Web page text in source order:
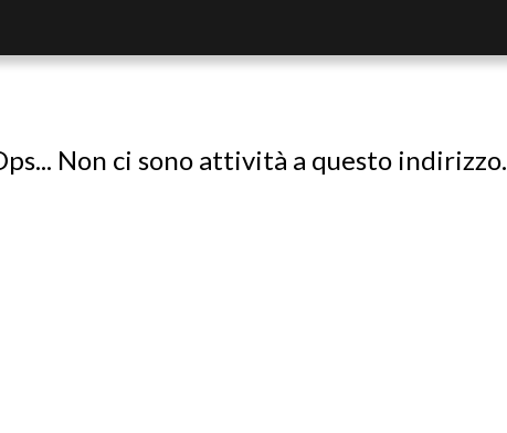
Non ci sono attività a questo indirizzo.